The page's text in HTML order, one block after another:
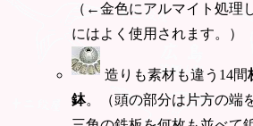
（←金色にアルマイト処理
にはよく使用されます。）
造りも素材も違う14間
鉢。（頭の部分は片方の端